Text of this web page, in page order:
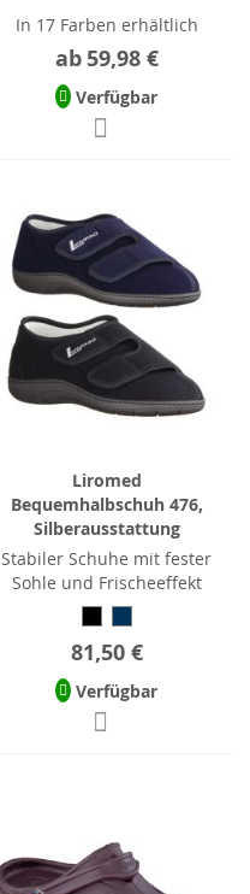
In 17 Farben erhältlich
ab 59,98 €
Verfügbar
Liromed
Bequemhalbschuh 476,
Silberausstattung
Stabiler Schuhe mit fester
Sohle und Frischeeffekt
81,50 €
Verfügbar